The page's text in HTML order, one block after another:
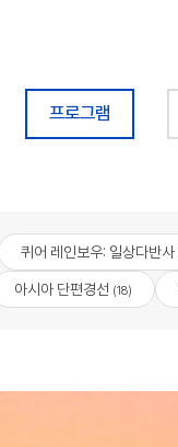
프로그램
퀴어 레인보우: 일상다반사
아시아 단편경선 (18)